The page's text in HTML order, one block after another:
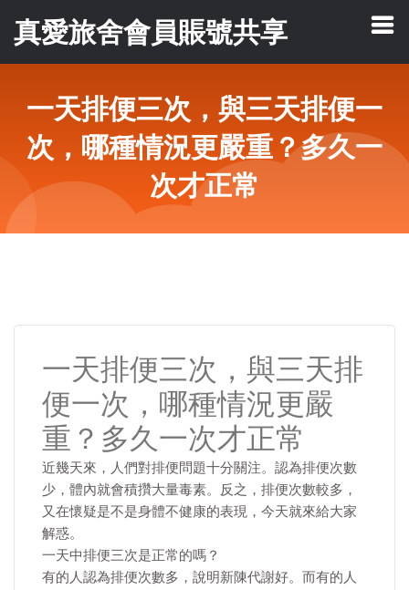
真愛旅舍會員賬號共享
一天排便三次，與三天排便一
次，哪種情況更嚴重？多久一
次才正常
一天排便三次，與三天排
便一次，哪種情況更嚴
重？多久一次才正常
近幾天來，人們對排便問題十分關注。認為排便次數
少，體內就會積攢大量毒素。反之，排便次數較多，
又在懷疑是不是身體不健康的表現，今天就來給大家
解惑。
一天中排便三次是正常的嗎？
有的人認為排便次數多，說明新陳代謝好。而有的人